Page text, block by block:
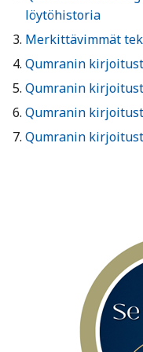
löytöhistoria
Merkittävimmät
Qumranin
Qumranin
Qumranin
Qumranin